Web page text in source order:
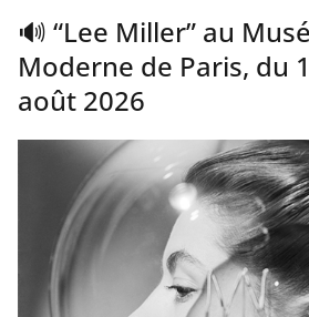
🔊 “Lee Miller” au
Moderne de Paris, du
août 2026